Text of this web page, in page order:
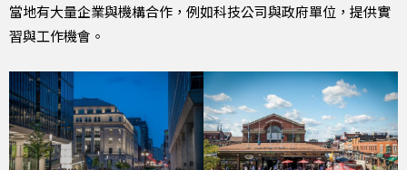
當地有大量企業與機構合作，例如科技公司與政府單位，提供實
習與工作機會。